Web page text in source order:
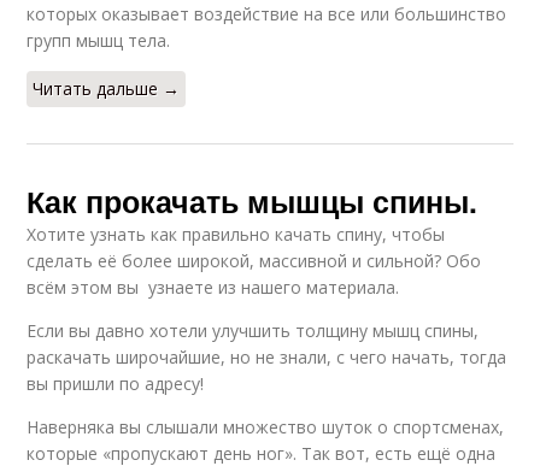
которых оказывает воздействие на все или большинство
групп мышц тела.
Читать дальше →
Как прокачать мышцы спины.
Хотите узнать как правильно качать спину, чтобы
сделать её более широкой, массивной и сильной? Обо
всём этом вы узнаете из нашего материала.
Если вы давно хотели улучшить толщину мышц спины,
раскачать широчайшие, но не знали, с чего начать, тогда
вы пришли по адресу!
Наверняка вы слышали множество шуток о спортсменах,
которые «пропускают день ног». Так вот, есть ещё одна